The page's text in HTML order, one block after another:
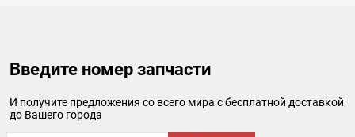
Введите номер запчасти
И получите предложения со всего мира с бесплатной доставкой
до Вашего города